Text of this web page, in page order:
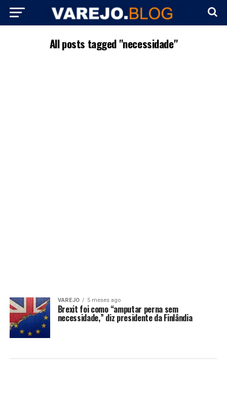
All posts tagged "necessidade"
VAREJO 5 meses ago
Brexit foi como “amputar perna sem
necessidade,” diz presidente da Finlândia